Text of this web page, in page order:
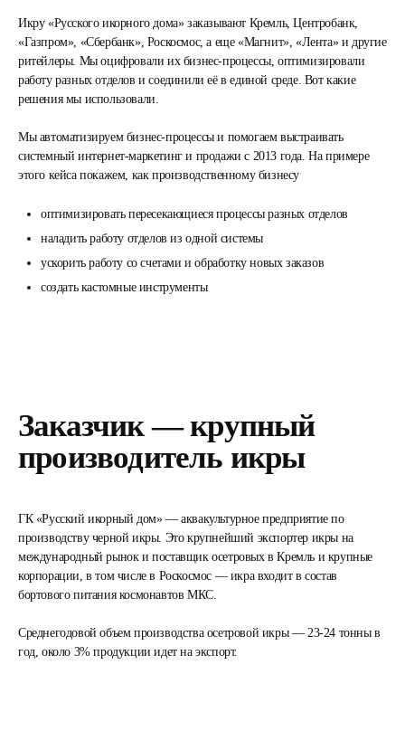
Икру «Русского икорного дома» заказывают Кремль, Центробанк,
«Газпром», «Сбербанк», Роскосмос, а еще «Магнит», «Лента» и другие
ритейлеры. Мы оцифровали их бизнес-процессы, оптимизировали
работу разных отделов и соединили её в единой среде. Вот какие
решения мы использовали.
Мы автоматизируем бизнес-процессы и помогаем выстраивать
системный интернет-маркетинг и продажи с 2013 года. На примере
этого кейса покажем, как производственному бизнесу
оптимизировать пересекающиеся процессы разных отделов
наладить работу отделов из одной системы
ускорить работу со счетами и обработку новых заказов
создать кастомные инструменты
Заказчик — крупный
производитель икры
ГК «Русский икорный дом» — аквакультурное предприятие по
производству черной икры. Это крупнейший экспортер икры на
международный рынок и поставщик осетровых в Кремль и крупные
корпорации, в том числе в Роскосмос — икра входит в состав
бортового питания космонавтов МКС.
Среднегодовой объем производства осетровой икры — 23-24 тонны в
год, около 3% продукции идет на экспорт.